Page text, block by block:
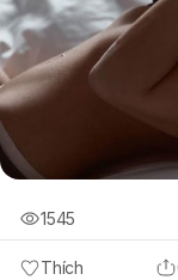
Thích
1545